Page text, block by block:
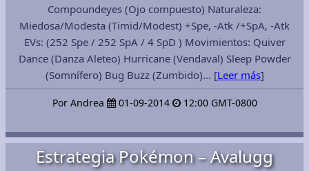
Compoundeyes (Ojo compuesto) Naturaleza:
Miedosa/Modesta (Timid/Modest) +Spe, -Atk /+SpA, -Atk
EVs: (252 Spe / 252 SpA / 4 SpD ) Movimientos: Quiver
Dance (Danza Aleteo) Hurricane (Vendaval) Sleep Powder
(Somnífero) Bug Buzz (Zumbido)… [Leer más]
Por Andrea 01-09-2014 12:00 GMT-0800
Estrategia Pokémon – Avalugg